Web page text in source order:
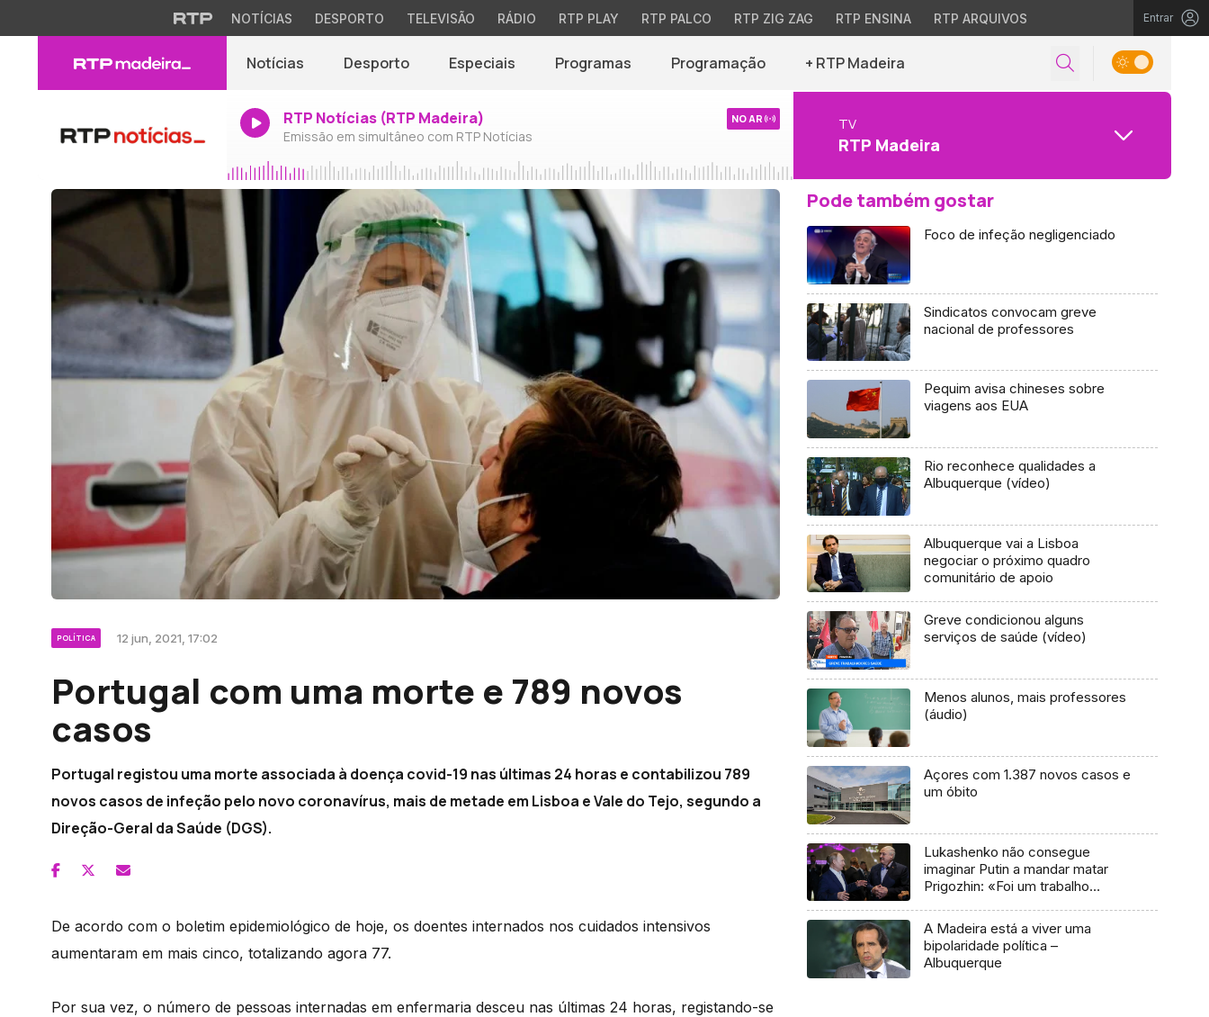
NOTÍCIAS DESPORTO TELEVISÃO RÁDIO RTP PLAY RTP PALCO RTP ZIG ZAG RTP ENSINA RTP ARQUIVOS Entrar
Notícias Desporto Especiais Programas Programação + RTP Madeira
RTP Notícias (RTP Madeira)
Emissão em simultâneo com RTP Notícias
NO AR TV
RTP Madeira
POLÍTICA 12 jun, 2021, 17:02
Portugal com uma morte e 789 novos
casos
Portugal registou uma morte associada à doença covid-19 nas últimas 24 horas e contabilizou 789
novos casos de infeção pelo novo coronavírus, mais de metade em Lisboa e Vale do Tejo, segundo a
Direção-Geral da Saúde (DGS).
De acordo com o boletim epidemiológico de hoje, os doentes internados nos cuidados intensivos
aumentaram em mais cinco, totalizando agora 77.
Por sua vez, o número de pessoas internadas em enfermaria desceu nas últimas 24 horas, registando-se
Pode também gostar
Foco de infeção negligenciado
Sindicatos convocam greve
nacional de professores
Pequim avisa chineses sobre
viagens aos EUA
Rio reconhece qualidades a
Albuquerque (vídeo)
Albuquerque vai a Lisboa
negociar o próximo quadro
comunitário de apoio
Greve condicionou alguns
serviços de saúde (vídeo)
Menos alunos, mais professores
(áudio)
Açores com 1.387 novos casos e
um óbito
Lukashenko não consegue
imaginar Putin a mandar matar
Prigozhin: «Foi um trabalho
A Madeira está a viver uma
bipolaridade política –
Albuquerque